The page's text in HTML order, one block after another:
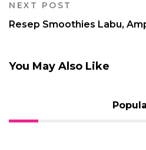
NEXT POST
Resep Smoothies Labu,
You May Also Like